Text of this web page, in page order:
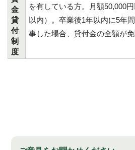
金
貸
付
制
度
を有している方。月額50,000
以内）。卒業後1年以内に5年
事した場合、貸付金の全額が免